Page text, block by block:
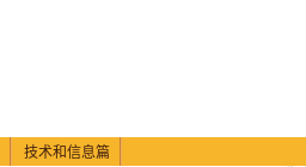
技术和信息篇